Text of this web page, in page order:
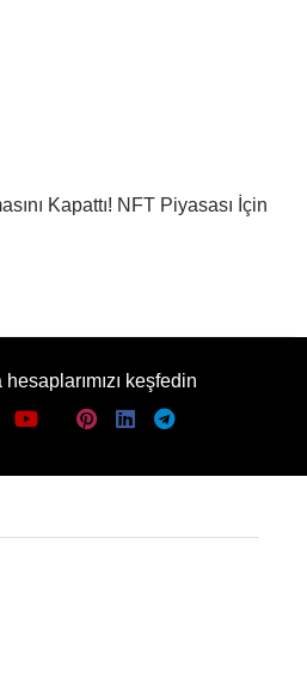
Kapattı! NFT Piyasası İçin
keşfedin